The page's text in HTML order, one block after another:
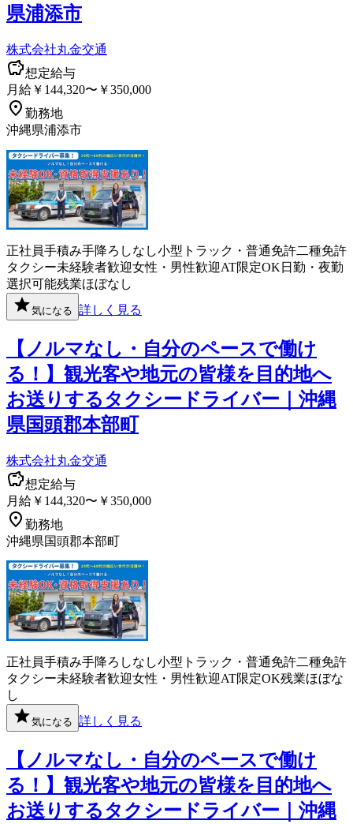
県浦添市
株式会社丸金交通
想定給与
月給￥144,320〜￥350,000
勤務地
沖縄県浦添市
正社員手積み手降ろしなし小型トラック・普通免許二種免許
タクシー未経験者歓迎女性・男性歓迎AT限定OK 日勤・夜勤
選択可能残業ほぼなし
気になる 詳しく見る
【ノルマなし・自分のペースで働け
る！】観光客や地元の皆様を目的地へ
お送りするタクシードライバー｜沖縄
県国頭郡本部町
株式会社丸金交通
想定給与
月給￥144,320〜￥350,000
勤務地
沖縄県国頭郡本部町
正社員手積み手降ろしなし小型トラック・普通免許二種免許
タクシー未経験者歓迎女性・男性歓迎AT限定OK残業ほぼな
し
気になる 詳しく見る
【ノルマなし・自分のペースで働け
る！】観光客や地元の皆様を目的地へ
お送りするタクシードライバー｜沖縄